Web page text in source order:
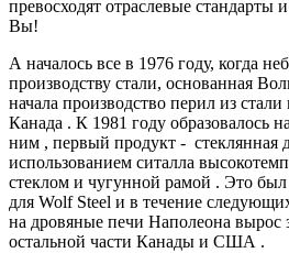
превосходят отраслевые стандарты
Вы!
А началось все в 1976 году, когда
производству стали, основанная
начала производство перил из
Канада . К 1981 году образовалось
ним , первый продукт - стеклянная
использованием ситалла
стеклом и чугунной рамой . Это
для Wolf Steel и в течение
на дровяные печи Наполеона вырос
остальной части Канады и США .